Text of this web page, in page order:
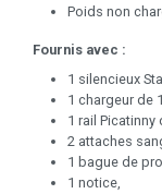
Poids non
Fournis avec :
1 silencieux
1 chargeur de
1 rail Picatinny
2 attaches
1 bague de
1 notice,